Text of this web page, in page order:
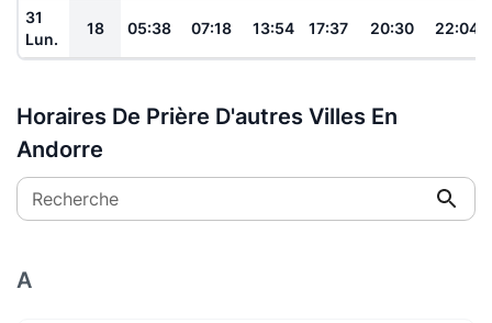
31
Lun.
18 05:38 07:18 13:54 17:37 20:30 22:04
Horaires De Prière D'autres Villes En
Andorre
Recherche
A